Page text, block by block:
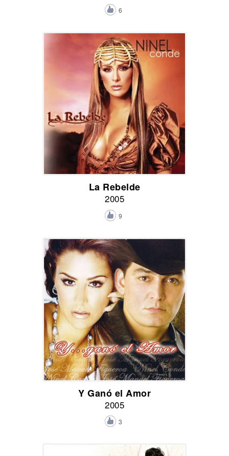
6
La Rebelde
2005
9
Y Ganó el Amor
2005
3